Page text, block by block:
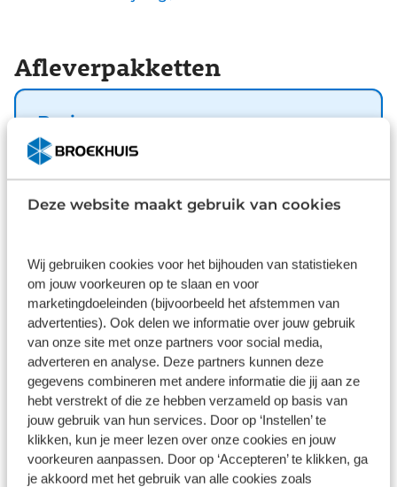
Deze website maakt gebruik van cookies
Wij gebruiken cookies voor het bijhouden van statistieken
om jouw voorkeuren op te slaan en voor
marketingdoeleinden (bijvoorbeeld het afstemmen van
advertenties). Ook delen we informatie over jouw gebruik
van onze site met onze partners voor social media,
adverteren en analyse. Deze partners kunnen deze
gegevens combineren met andere informatie die jij aan ze
hebt verstrekt of die ze hebben verzameld op basis van
jouw gebruik van hun services. Door op ‘Instellen’ te
klikken, kun je meer lezen over onze cookies en jouw
voorkeuren aanpassen. Door op ‘Accepteren’ te klikken, ga
je akkoord met het gebruik van alle cookies zoals
voordelen van allebei. Ook LED koplampen,
elektrische handrem, donker getint glas achter, in
delen neerklapbare achterbank en LED-
achterlichten horen tot de voorzieningen op deze
auto. De achteruitrijcamera laat duidelijk zien
hoeveel ruimte u nog heeft bij het inparkeren. Met
de ingebouwde airconditioning zit u altijd
extra paar ogen. En dat niet alleen, ze kunnen ook
actief ingrijpen, om zo u en uw passagiers te
beschermen. We hebben ons best gedaan om de
kwaliteit van deze Frontera aan u uit te leggen,
maar er gaat toch niets boven een proefrit. Als u
contact met ons opneemt, zetten we de auto voor
u klaar. We horen graag van u.
Afleverpakketten
Basis
Inbegrepen
logisch dat u op kwaliteit kunt rekenen en we laten
Gekozen Inhoud
Wat klanten over ons zeggen
9,111262 reviews